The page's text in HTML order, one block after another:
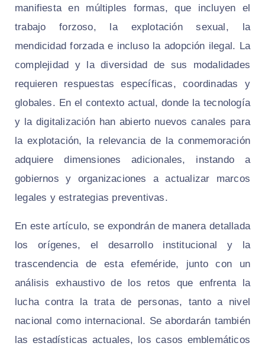
manifiesta en múltiples formas, que incluyen el
trabajo forzoso, la explotación sexual, la
mendicidad forzada e incluso la adopción ilegal. La
complejidad y la diversidad de sus modalidades
requieren respuestas específicas, coordinadas y
globales. En el contexto actual, donde la tecnología
y la digitalización han abierto nuevos canales para
la explotación, la relevancia de la conmemoración
adquiere dimensiones adicionales, instando a
gobiernos y organizaciones a actualizar marcos
legales y estrategias preventivas.
En este artículo, se expondrán de manera detallada
los orígenes, el desarrollo institucional y la
trascendencia de esta efeméride, junto con un
análisis exhaustivo de los retos que enfrenta la
lucha contra la trata de personas, tanto a nivel
nacional como internacional. Se abordarán también
las estadísticas actuales, los casos emblemáticos